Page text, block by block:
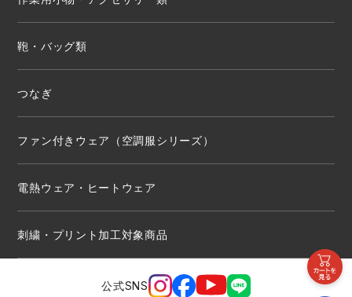
鞄・バッグ類
つなぎ
ファン付きウェア（空調服シリーズ）
電熱ウェア・ヒートウェア
刺繍・プリント加工対象商品
公式SNS